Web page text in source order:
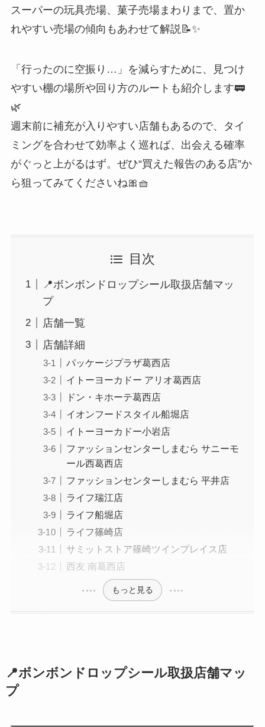
スーパーの玩具売場、菓子売場まわりまで、置か
れやすい売場の傾向もあわせて解説📝✨
「行ったのに空振り…」を減らすために、見つけ
やすい棚の場所や回り方のルートも紹介します🚃
🌿
週末前に補充が入りやすい店舗もあるので、タイ
ミングを合わせて効率よく巡れば、出会える確率
がぐっと上がるはず。ぜひ“買えた報告のある店”か
ら狙ってみてくださいね🎀🧺
目次
📍ボンボンドロップシール取扱店舗マッ
プ
店舗一覧
店舗詳細
パッケージプラザ葛西店
イトーヨーカドー アリオ葛西店
ドン・キホーテ葛西店
イオンフードスタイル船堀店
イトーヨーカドー小岩店
ファッションセンターしまむら サニーモ
ール西葛西店
ファッションセンターしまむら 平井店
ライフ瑞江店
ライフ船堀店
ライフ篠崎店
サミットストア篠崎ツインプレイス店
西友 南葛西店
もっと見る
📍ボンボンドロップシール取扱店舗マッ
プ